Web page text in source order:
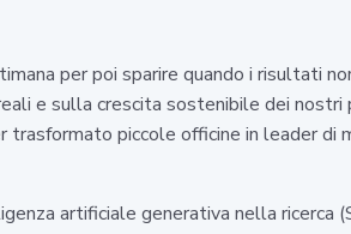
per poi sparire quando i risultati
e sulla crescita sostenibile dei nostri
trasformato piccole officine in leader
artificiale generativa nella ricerca